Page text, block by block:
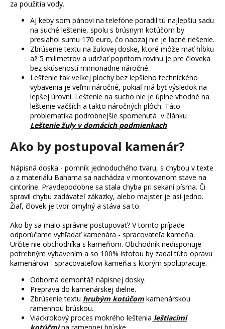
za použitia vody.
Aj keby som pánovi na telefóne poradil tú najlepšiu sadu
na suché leštenie, spolu s brúsnym kotúčom by
presiahol sumu 170 euro, čo naozaj nie je lacné riešenie.
Zbrúsenie textu na žulovej doske, ktoré môže mať hĺbku
až 5 milimetrov a udržať popritom rovinu je pre človeka
bez skúseností mimoriadne náročné.
Leštenie tak veľkej plochy bez lepšieho technického
vybavenia je veľmi náročné, pokiaľ má byť výsledok na
lepšej úrovni. Leštenie na sucho nie je úplne vhodné na
leštenie väčších a takto náročných plôch. Táto
problematika podrobnejšie spomenutá v článku
Leštenie žuly v domácich podmienkach
Ako by postupoval kamenár?
Nápisná doska - pomník jednoduchého tvaru, s chybou v texte
a z materiálu Bahama sa nachádza v montovanom stave na
cintoríne. Pravdepodobne sa stala chyba pri sekaní písma. Či
spravil chybu zadávateľ zákazky, alebo majster je asi jedno.
Žiaľ, človek je tvor omylný a stáva sa to.
Ako by sa malo správne postupovať? V tomto prípade
odporúčame vyhľadať kamenára - spracovateľa kameňa.
Určite nie obchodníka s kameňom. Obchodník nedisponuje
potrebným vybavením a so 100% istotou by zadal túto opravu
kamenárovi - spracovateľovi kameňa s ktorým spolupracuje.
Odborná demontáž nápisnej dosky.
Preprava do kamenárskej dielne.
Zbrúsenie textu hrubým kotúčom kamenárskou
ramennou brúskou.
Viackrokový proces mokrého leštenia leštiacimi